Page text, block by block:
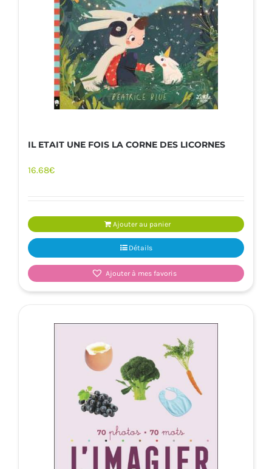
IL ETAIT UNE FOIS LA CORNE DES LICORNES
16.68€
Ajouter au panier
Détails
Ajouter à mes favoris